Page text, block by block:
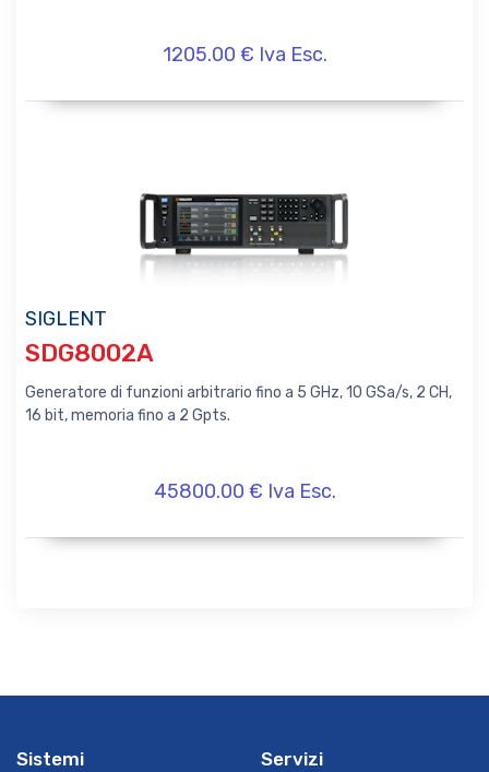
1205.00 € Iva Esc.
SIGLENT
SDG8002A
Generatore di funzioni arbitrario fino a 5 GHz, 10 GSa/s, 2 CH,
16 bit, memoria fino a 2 Gpts.
45800.00 € Iva Esc.
Sistemi Servizi